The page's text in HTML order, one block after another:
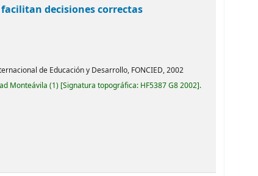
decisiones correctas
de Educación y Desarrollo, FONCIED,2002
Monteávila (1) Signatura topográfica: HF5387 G8 2002 .